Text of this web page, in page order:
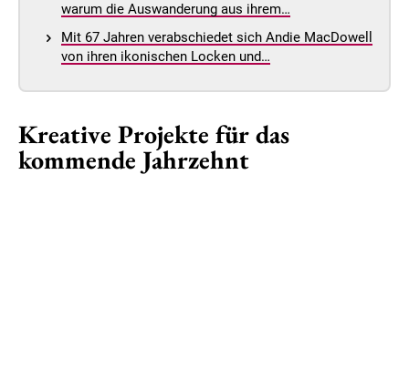
warum die Auswanderung aus ihrem…
Mit 67 Jahren verabschiedet sich Andie MacDowell
von ihren ikonischen Locken und…
Kreative Projekte für das
kommende Jahrzehnt